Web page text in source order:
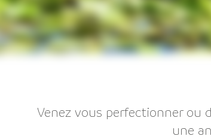
Venez vous perfectionner ou
une